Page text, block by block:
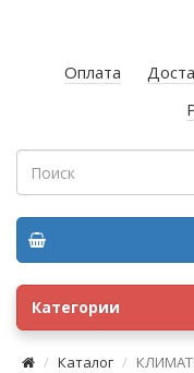
Оплата
Категории
Каталог